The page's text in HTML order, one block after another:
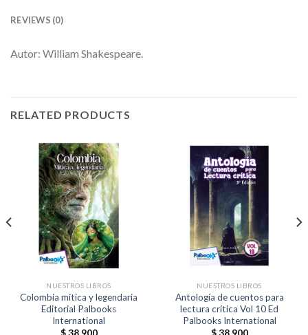
REVIEWS (0)
Autor: William Shakespeare.
RELATED PRODUCTS
NUESTROS LIBROS
Colombia mítica y legendaria
Editorial Palbooks
International
NUESTROS LIBROS
Antología de cuentos para
lectura crítica Vol 10 Ed
Palbooks International